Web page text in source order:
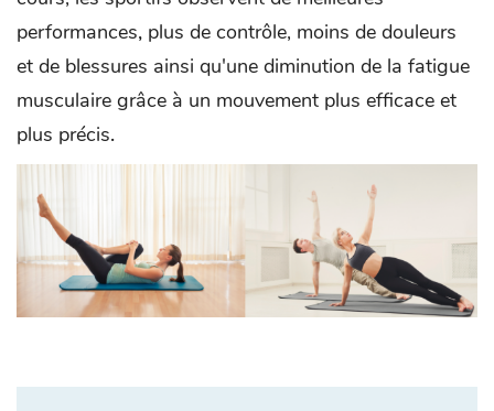
performances, plus de contrôle, moins de douleurs
et de blessures ainsi qu'une diminution de la fatigue
musculaire grâce à un mouvement plus efficace et
plus précis.